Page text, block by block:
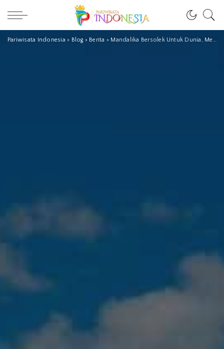
Pariwisata Indonesia > Blog > Berita > Mandalika Bersolek Untuk Dunia, Memesona dan Eksotik